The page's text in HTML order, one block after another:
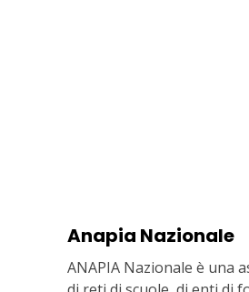
Anapia Nazionale
ANAPIA Nazionale è una